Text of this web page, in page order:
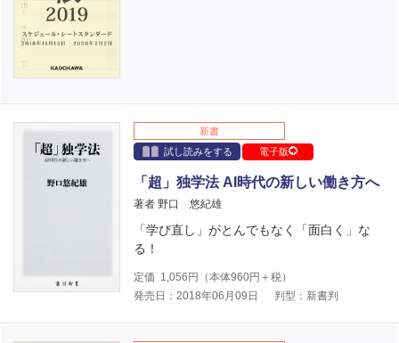
新書
試し読みをする
電子版
「超」独学法 AI時代の新しい働き方へ
著者 野口 悠紀雄
「学び直し」がとんでもなく「面白く」な
る！
定価 1,056 円（本体960円＋税）
発売日：2018年06月09日
判型：新書判